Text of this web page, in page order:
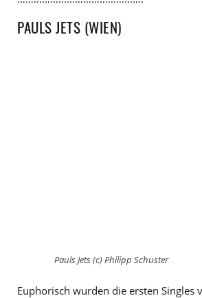
PAULS JETS (WIEN)
Pauls Jets (c) Philipp Schuster
Euphorisch wurden die ersten Singles